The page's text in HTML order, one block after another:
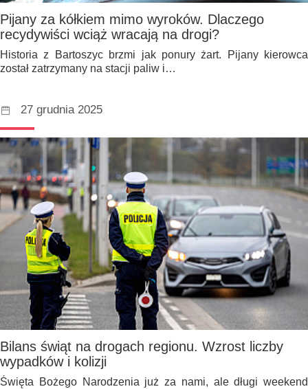
Pijany za kółkiem mimo wyroków. Dlaczego
recydywiści wciąż wracają na drogi?
Historia z Bartoszyc brzmi jak ponury żart. Pijany kierowca
został zatrzymany na stacji paliw i…
27 grudnia 2025
Bilans świąt na drogach regionu. Wzrost liczby
wypadków i kolizji
Święta Bożego Narodzenia już za nami, ale długi weekend